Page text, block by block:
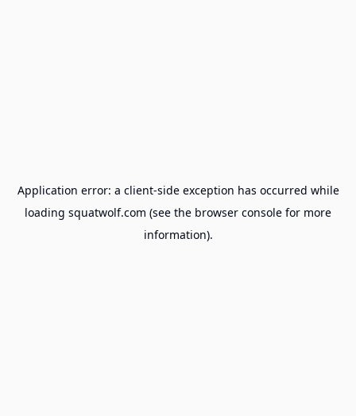
Application error: a client-side exception has occurred while
loading squatwolf.com (see the browser console for more
information).